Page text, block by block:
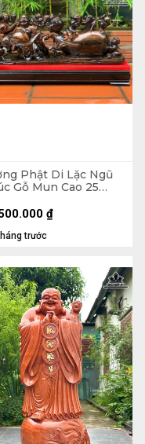
Phật Di Lặc Ngũ
Gỗ Mun Cao 25
trước
₫